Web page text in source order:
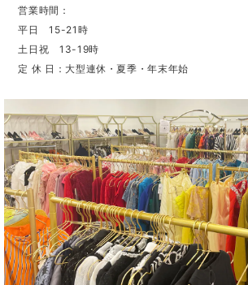
営業時間：
平日 15-21時
土日祝 13-19時
定 休 日：大型連休・夏季・年末年始